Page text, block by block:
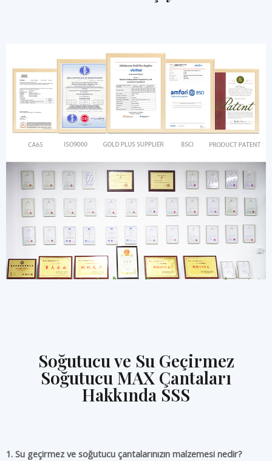
Soğutucu ve Su Geçirmez
Soğutucu MAX Çantaları
Hakkında SSS
1. Su geçirmez ve soğutucu çantalarınızın malzemesi nedir?